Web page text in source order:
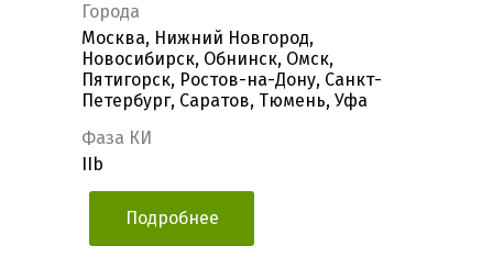
Города
Москва, Нижний Новгород,
Новосибирск, Обнинск, Омск,
Пятигорск, Ростов-на-Дону, Санкт-
Петербург, Саратов, Тюмень, Уфа
Фаза КИ
IIb
Подробнее